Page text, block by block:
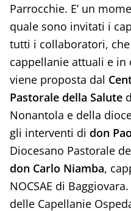
Parrocchie. E’ un
quale sono invitati i
tutti i collaboratori,
cappellanie attuali e in
viene proposta dal
Pastorale della Salute
Nonantola e della
gli interventi di don
Diocesano Pastorale
don Carlo Niamba,
NOCSAE di
delle Capellanie